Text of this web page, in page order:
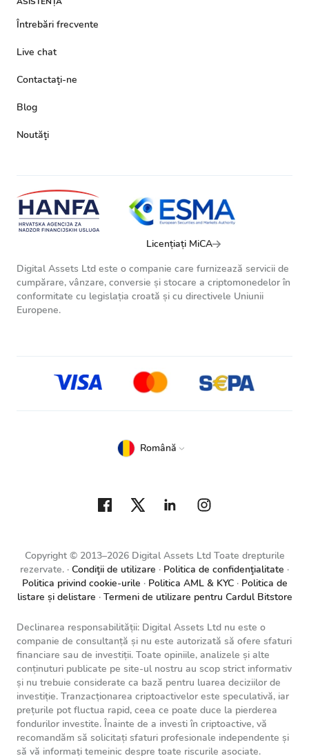
Întrebări frecvente
Live chat
Contactaţi-ne
Blog
Noutăţi
Licențiați MiCA
Digital Assets Ltd este o companie care furnizează servicii de
cumpărare, vânzare, conversie și stocare a criptomonedelor în
conformitate cu legislația croată și cu directivele Uniunii
Europene.
Copyright © 2013–2026 Digital Assets Ltd Toate drepturile
rezervate. Condiţii de utilizare
Politica de confidenţialitate
Politica privind cookie-urile
Politica AML & KYC
Politica de
listare și delistare
Termeni de utilizare pentru Cardul Bitstore
Română
Declinarea responsabilității: Digital Assets Ltd nu este o
companie de consultanță și nu este autorizată să ofere sfaturi
financiare sau de investiții. Toate opiniile, analizele și alte
conținuturi publicate pe site-ul nostru au scop strict informativ
și nu trebuie considerate ca bază pentru luarea deciziilor de
investiție. Tranzacționarea criptoactivelor este speculativă, iar
prețurile pot fluctua rapid, ceea ce poate duce la pierderea
fondurilor investite. Înainte de a investi în criptoactive, vă
recomandăm să solicitați sfaturi profesionale independente și
să vă informați temeinic despre toate riscurile asociate.